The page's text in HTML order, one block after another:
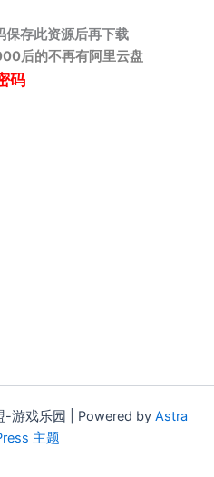
保存此资源后再下载
后的不再有阿里云盘
码
游戏乐园 | Powered by Astra
主题